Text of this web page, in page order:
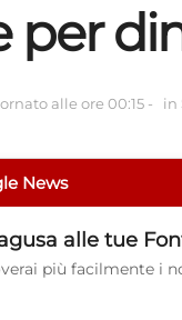
per
alle ore 00:15 - in
News
alle tue
più facilmente i